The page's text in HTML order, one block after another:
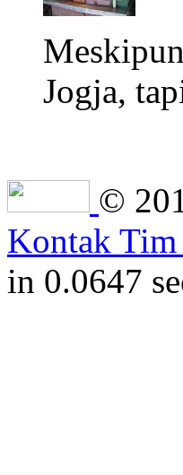
Jogja,
©
Kontak
in 0.0647